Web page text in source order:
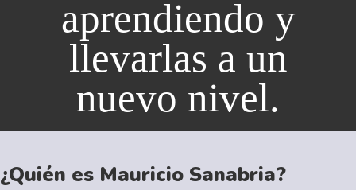
aprendiendo y
llevarlas a un
nuevo nivel.
¿Quién es Mauricio Sanabria?